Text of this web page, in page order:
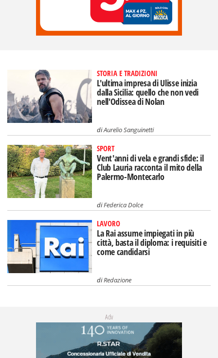
STORIA E TRADIZIONI
L'ultima impresa di Ulisse inizia
dalla Sicilia: quello che non vedi
nell'Odissea di Nolan
diAurelio Sanguinetti
SPORT
Vent'anni di vela e grandi sfide: il
Club Lauria racconta il mito della
Palermo-Montecarlo
diFederica Dolce
LAVORO
La Rai assume impiegati in più
città, basta il diploma: i requisiti e
come candidarsi
diRedazione
Adv